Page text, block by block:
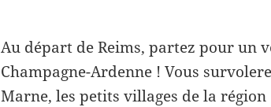
Au départ de Reims, partez pour un
Champagne-Ardenne ! Vous
Marne, les petits villages de la région